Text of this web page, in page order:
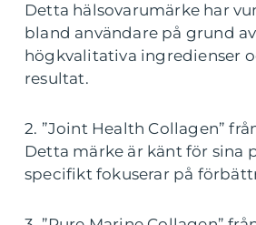
Detta hälsovarumärke har
bland användare på grund
högkvalitativa ingredienser
resultat.
2. ”Joint Health Collagen”
Detta märke är känt för sina
specifikt fokuserar på